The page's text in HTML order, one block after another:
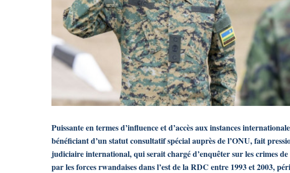
Puissante en termes d’influence et d’accès aux instances
bénéficiant d’un statut consultatif spécial auprès de l’ONU, fait
judiciaire international, qui serait chargé d’enquêter sur les crimes
par les forces rwandaises dans l’est de la RDC entre 1993 et 2003,